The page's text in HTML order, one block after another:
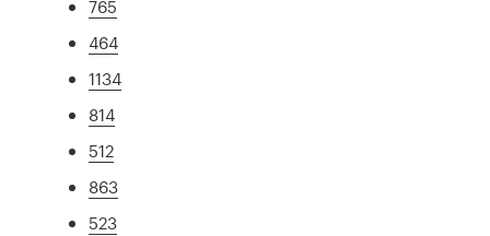
765
464
1134
814
512
863
523